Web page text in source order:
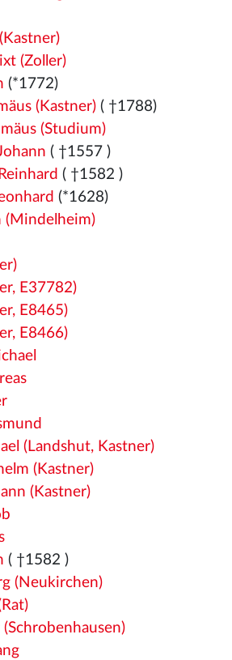
(Zoller)
(*1772)
(Kastner)( †1788)
(Studium)
( †1557 )
( †1582 )
(*1628)
(Mindelheim)
E37782)
E8465)
E8466)
(Landshut, Kastner)
(Kastner)
(Kastner)
( †1582 )
(Neukirchen)